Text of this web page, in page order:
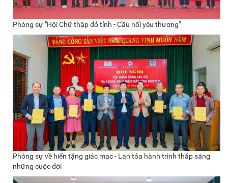
Phóng sự "Hội Chữ thập đỏ tỉnh - Cầu nối yêu thương"
Phóng sự về hiến tặng giác mạc - Lan tỏa hành trình thắp sáng
những cuộc đời